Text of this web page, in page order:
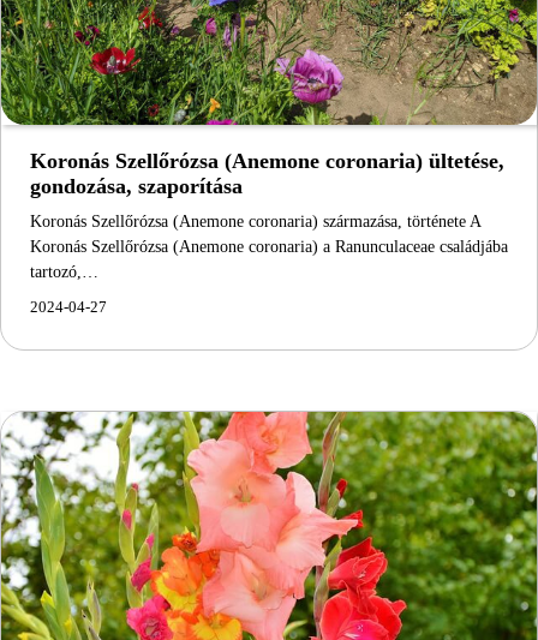
Koronás Szellőrózsa (Anemone coronaria) ültetése,
gondozása, szaporítása
Koronás Szellőrózsa (Anemone coronaria) származása, története A
Koronás Szellőrózsa (Anemone coronaria) a Ranunculaceae családjába
tartozó,…
2024-04-27